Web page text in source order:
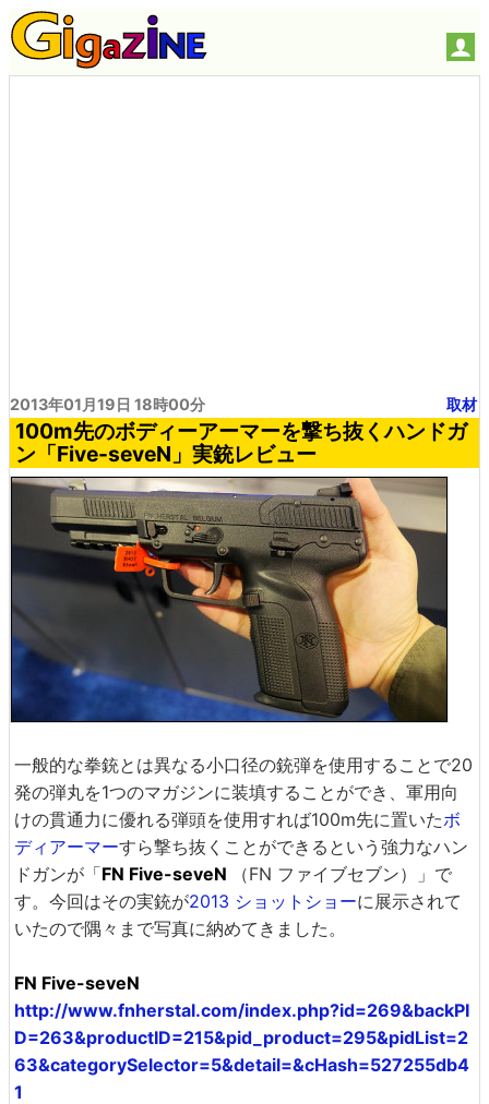
2013年01月19日 18時00分 取材
100m先のボディーアーマーを撃ち抜くハンドガ
ン「Five-seveN」実銃レビュー
一般的な拳銃とは異なる小口径の銃弾を使用することで20
発の弾丸を1つのマガジンに装填することができ、軍用向
けの貫通力に優れる弾頭を使用すれば100m先に置いたボ
ディアーマーすら撃ち抜くことができるという強力なハン
ドガンが「FN Five-seveN
（FN ファイブセブン）」で
す。今回はその実銃が2013 ショットショーに展示されて
いたので隅々まで写真に納めてきました。
FN Five-seveN
http://www.fnherstal.com/index.php?id=269&backPI
D=263&productID=215&pid_product=295&pidList=2
63&categorySelector=5&detail=&cHash=527255db4
1